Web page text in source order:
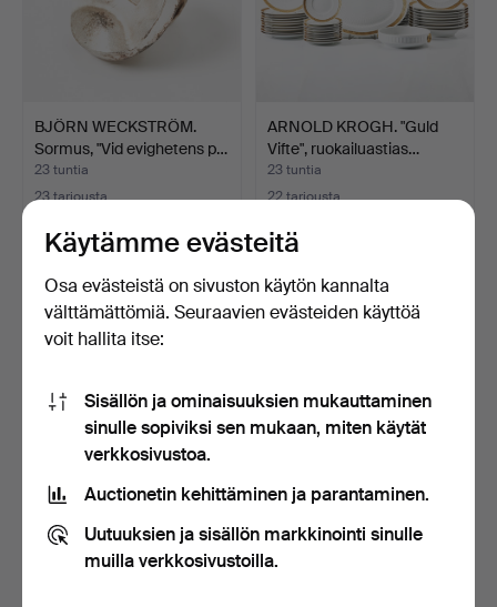
BJÖRN WECKSTRÖM.
Sormus, "Vid evighetens p…
23 tuntia
23 tarjousta
ARNOLD KROGH. "Guld
Vifte", ruokailuastias…
23 tuntia
22 tarjousta
KIRJOITUSKAAPPI,
"Selebo" Ikean 1700-luvun…
23 tuntia
7 tarjousta
TOALETTSETTI, lasia ja
23 tuntia
2 tarjousta
Käytämme evästeitä
Osa evästeistä on sivuston käytön kannalta
välttämättömiä. Seuraavien evästeiden käyttöä
voit hallita itse:
Sisällön ja ominaisuuksien mukauttaminen
sinulle sopiviksi sen mukaan, miten käytät
verkkosivustoa.
Auctionetin kehittäminen ja parantaminen.
Uutuuksien ja sisällön markkinointi sinulle
muilla verkkosivustoilla.